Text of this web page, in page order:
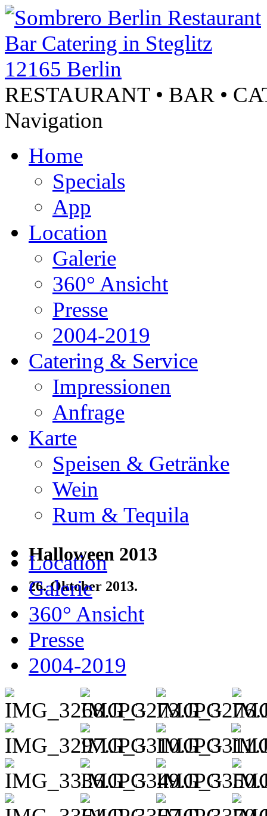
RESTAURANT • BAR •
Navigation
Home
Specials
App
Location
Galerie
360° Ansicht
Presse
2004-2019
Catering & Service
Impressionen
Anfrage
Karte
Speisen & Getränke
Wein
Rum & Tequila
Halloween 2013
26. Oktober 2013.
Location
Galerie
360° Ansicht
Presse
2004-2019